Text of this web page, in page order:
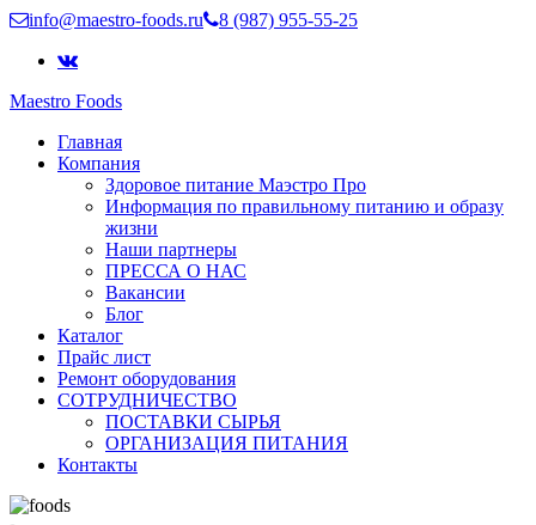
info@maestro-foods.ru 8 (987) 955-55-25
Maestro Foods
Компания Маэстро
Симфония вкуса
Главная
Компания
Здоровое питание Маэстро Про
Информация по правильному питанию и образу
жизни
Наши партнеры
ПРЕССА О НАС
Вакансии
Блог
Каталог
Прайс лист
Ремонт оборудования
СОТРУДНИЧЕСТВО
ПОСТАВКИ СЫРЬЯ
ОРГАНИЗАЦИЯ ПИТАНИЯ
Контакты